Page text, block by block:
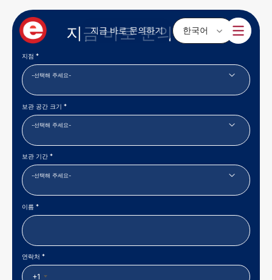
지금 바로 문의하기 한국어
지금 바로 문의하기
지점 *
보관 공간 크기 *
보관 기간 *
이름 *
연락처 *
+1